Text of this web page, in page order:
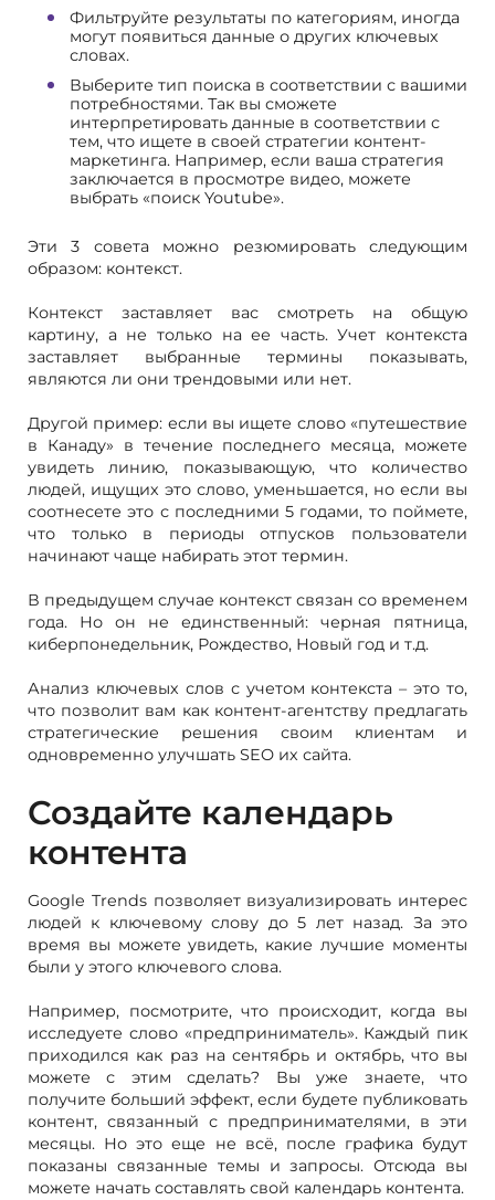
Фильтруйте результаты по категориям, иногда
могут появиться данные о других ключевых
словах.
Выберите тип поиска в соответствии с вашими
потребностями. Так вы сможете
интерпретировать данные в соответствии с
тем, что ищете в своей стратегии контент-
маркетинга. Например, если ваша стратегия
заключается в просмотре видео, можете
выбрать «поиск Youtube».
Эти 3 совета можно резюмировать следующим
образом: контекст.
Контекст заставляет вас смотреть на общую
картину, а не только на ее часть. Учет контекста
заставляет выбранные термины показывать,
являются ли они трендовыми или нет.
Другой пример: если вы ищете слово «путешествие
в Канаду» в течение последнего месяца, можете
увидеть линию, показывающую, что количество
людей, ищущих это слово, уменьшается, но если вы
соотнесете это с последними 5 годами, то поймете,
что только в периоды отпусков пользователи
начинают чаще набирать этот термин.
В предыдущем случае контекст связан со временем
года. Но он не единственный: черная пятница,
киберпонедельник, Рождество, Новый год и т.д.
Анализ ключевых слов с учетом контекста – это то,
что позволит вам как контент-агентству предлагать
стратегические решения своим клиентам и
одновременно улучшать SEO их сайта.
Создайте календарь
контента
Google Trends позволяет визуализировать интерес
людей к ключевому слову до 5 лет назад. За это
время вы можете увидеть, какие лучшие моменты
были у этого ключевого слова.
Например, посмотрите, что происходит, когда вы
исследуете слово «предприниматель». Каждый пик
приходился как раз на сентябрь и октябрь, что вы
можете с этим сделать? Вы уже знаете, что
получите больший эффект, если будете публиковать
контент, связанный с предпринимателями, в эти
месяцы. Но это еще не всё, после графика будут
показаны связанные темы и запросы. Отсюда вы
можете начать составлять свой календарь контента.